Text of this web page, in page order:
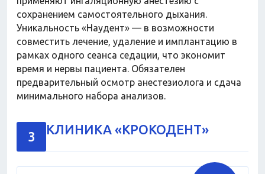
сохранением самостоятельного дыхания.
Уникальность «Наудент» — в возможности
совместить лечение, удаление и имплантацию в
рамках одного сеанса седации, что экономит
время и нервы пациента. Обязателен
предварительный осмотр анестезиолога и сдача
минимального набора анализов.
3 КЛИНИКА «КРОКОДЕНТ»